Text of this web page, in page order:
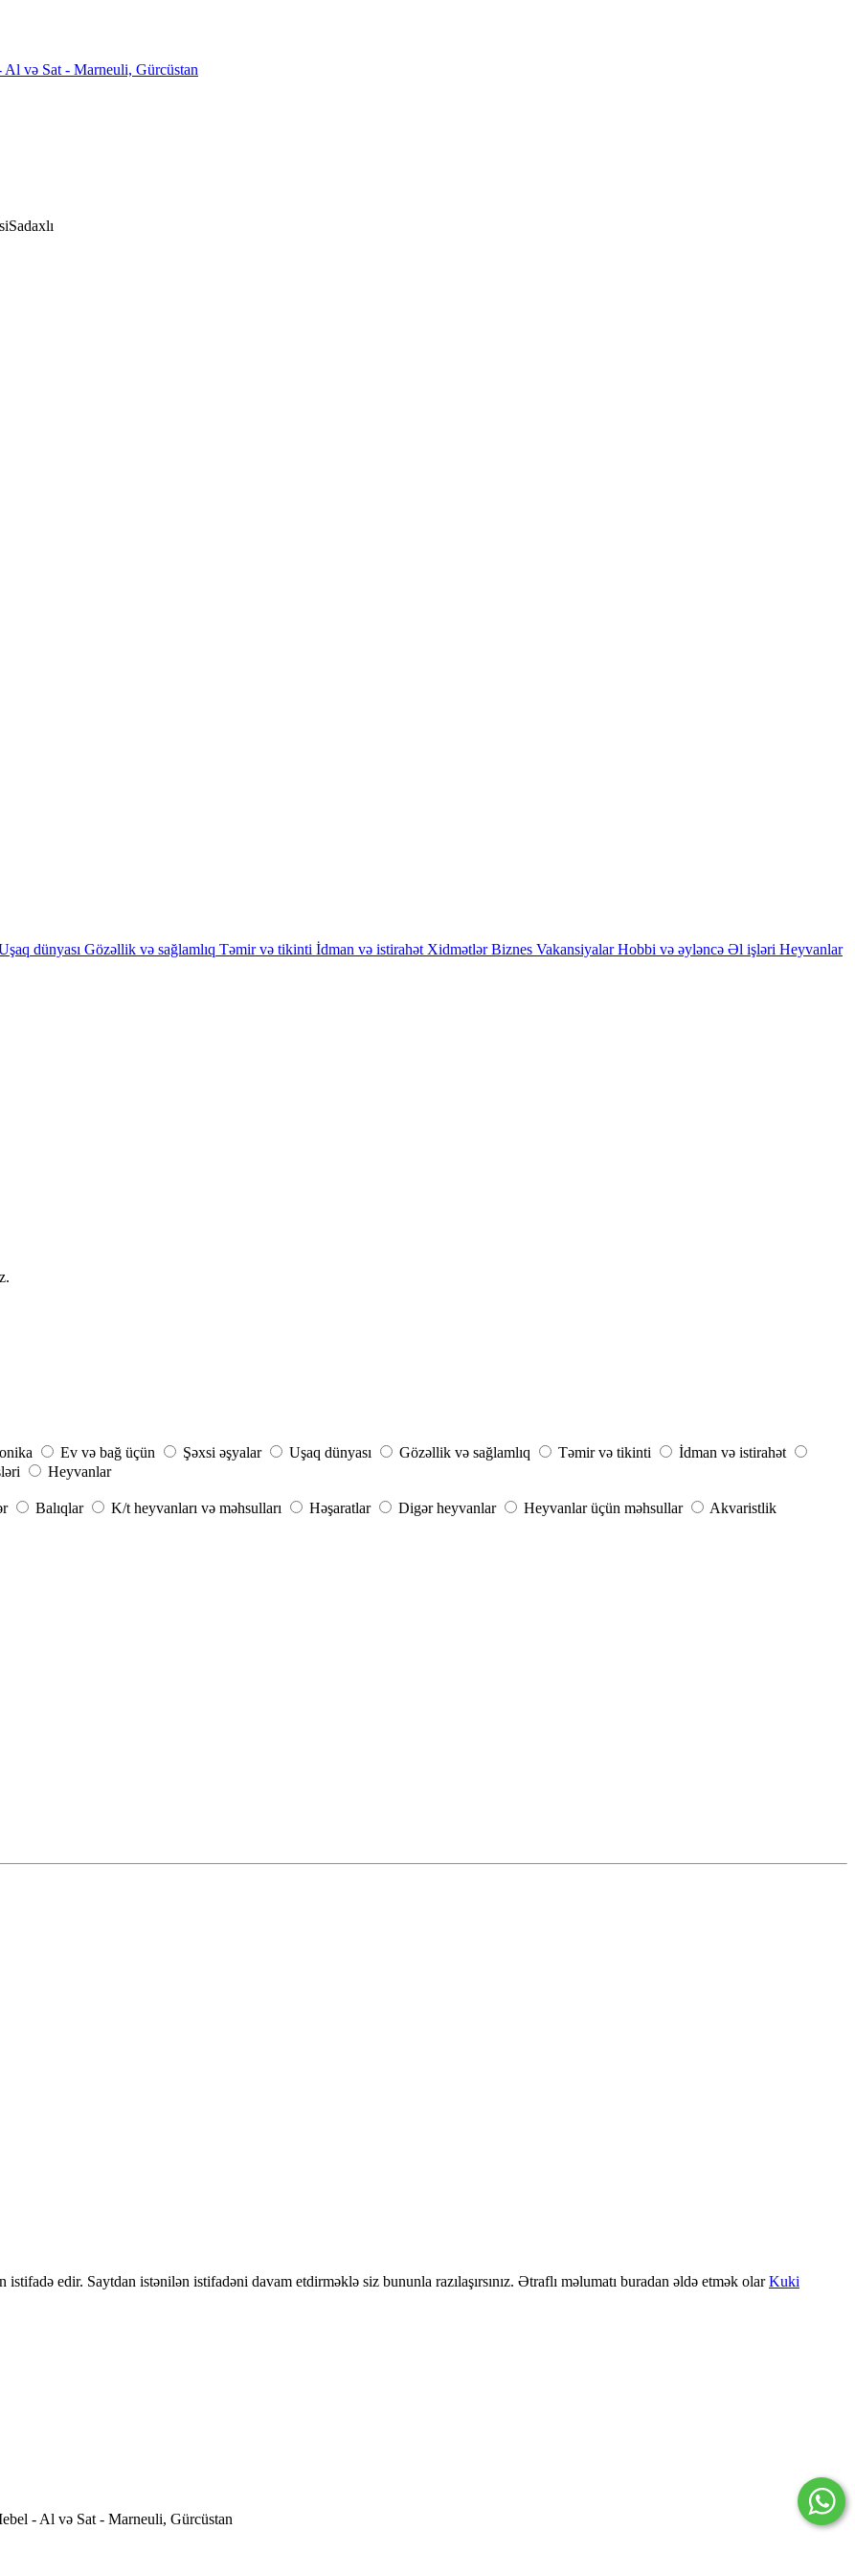
Sadaxlı
dünyası Gözəllik və sağlamlıq Təmir və tikinti İdman və istirahət Xidmətlər Biznes Vakansiyalar Hobbi və əyləncə Əl işləri Heyvanlar
Ev və bağ üçün Şəxsi əşyalar Uşaq dünyası Gözəllik və sağlamlıq Təmir və tikinti
İdman və istirahət
Heyvanlar
Balıqlar K/t heyvanları və məhsulları Həşaratlar Digər heyvanlar Heyvanlar üçün məhsullar
Akvaristlik
edir. Saytdan istənilən istifadəni davam etdirməklə siz bununla razılaşırsınız. Ətraflı məlumatı buradan əldə etmək olarKuki
- Al və Sat - Marneuli, Gürcüstan